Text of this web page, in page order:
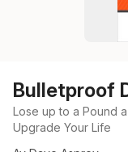
Bulletproof
Lose up to a Pound
Upgrade Your Life